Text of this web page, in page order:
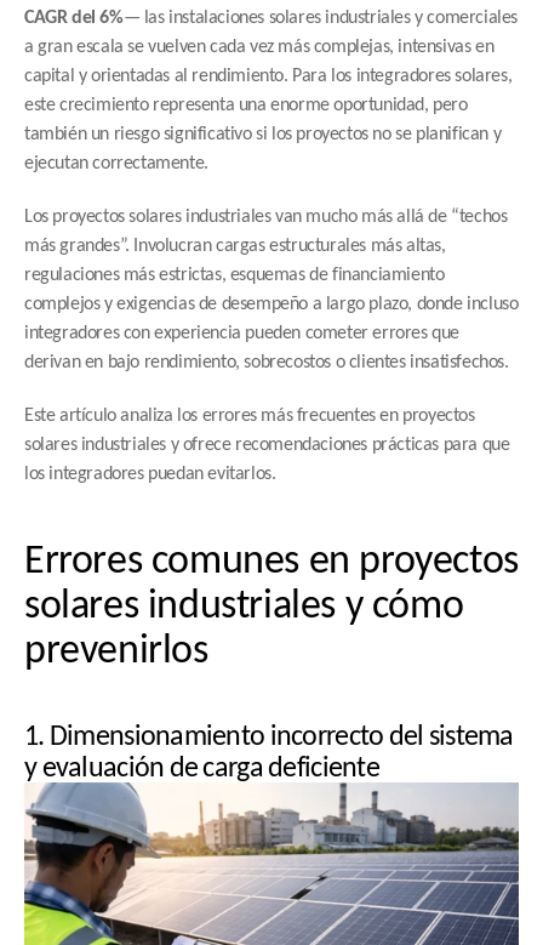
CAGR del 6%— las instalaciones solares industriales y comerciales
a gran escala se vuelven cada vez más complejas, intensivas en
capital y orientadas al rendimiento. Para los integradores solares,
este crecimiento representa una enorme oportunidad, pero
también un riesgo significativo si los proyectos no se planifican y
ejecutan correctamente.
Los proyectos solares industriales van mucho más allá de “techos
más grandes”. Involucran cargas estructurales más altas,
regulaciones más estrictas, esquemas de financiamiento
complejos y exigencias de desempeño a largo plazo, donde incluso
integradores con experiencia pueden cometer errores que
derivan en bajo rendimiento, sobrecostos o clientes insatisfechos.
Este artículo analiza los errores más frecuentes en proyectos
solares industriales y ofrece recomendaciones prácticas para que
los integradores puedan evitarlos.
Errores comunes en proyectos
solares industriales y cómo
prevenirlos
1. Dimensionamiento incorrecto del sistema
y evaluación de carga deficiente